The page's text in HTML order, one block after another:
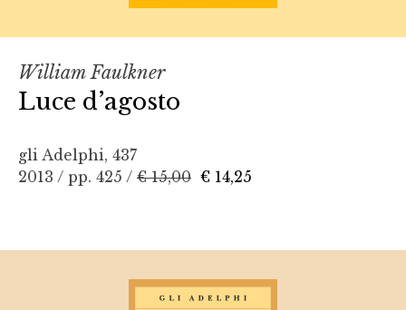
William Faulkner
Luce d’agosto
gli Adelphi, 437
2013 / pp. 425 / € 15,00 € 14,25